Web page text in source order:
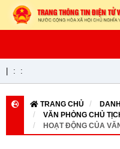
: :
TRANG CHỦ
VĂN PHÒNG CHỦ
HOẠT ĐỘNG CỦA